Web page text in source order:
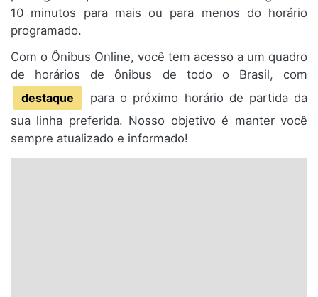
10 minutos para mais ou para menos do horário
programado.
Com o Ônibus Online, você tem acesso a um quadro
de horários de ônibus de todo o Brasil, com
destaque
para o próximo horário de partida da
sua linha preferida. Nosso objetivo é manter você
sempre atualizado e informado!